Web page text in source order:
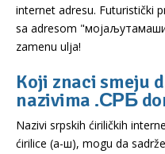
internet adresu. Futuristički
sa adresom
zamenu ulja!
Koji znaci smeju
nazivima .СРБ
Nazivi srpskih ćiriličkih
ćirilice (а-ш), mogu da